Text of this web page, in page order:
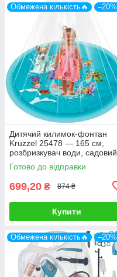
Обмежена кількість🔥 –20%
Дитячий килимок-фонтан
Kruzzel 25478 — 165 см,
розбризкувач води, садовий
Готово до відправки
699,20 ₴ 874 ₴
Купити
Обмежена кількість🔥 –20%